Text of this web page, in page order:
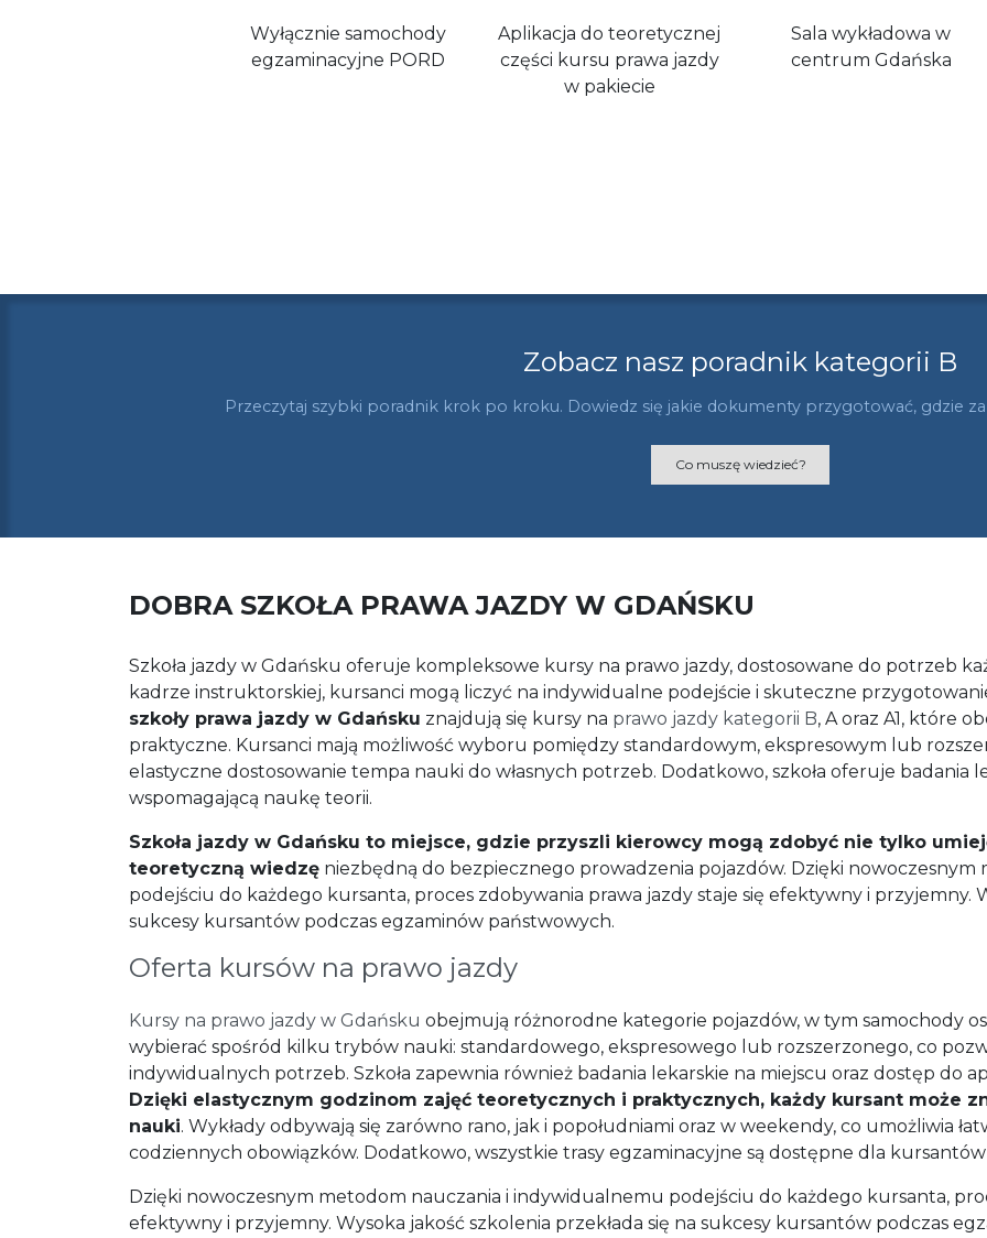
Wyłącznie samochody
egzaminacyjne PORD
Aplikacja do teoretycznej
części kursu prawa jazdy
w pakiecie
Sala wykładowa w
centrum Gdańska
Zobacz nasz poradnik kategorii B
Przeczytaj szybki poradnik krok po kroku. Dowiedz się jakie dokumenty przygotować, gdzie
Co muszę wiedzieć?
DOBRA SZKOŁA PRAWA JAZDY W GDAŃSKU
Szkoła jazdy w Gdańsku oferuje kompleksowe kursy na prawo jazdy, dostosowane do potrzeb
kadrze instruktorskiej, kursanci mogą liczyć na indywidualne podejście i skuteczne
szkoły prawa jazdy w Gdańsku znajdują się kursy na prawo jazdy kategorii B, A oraz A1, które
praktyczne. Kursanci mają możliwość wyboru pomiędzy standardowym, ekspresowym lub
elastyczne dostosowanie tempa nauki do własnych potrzeb. Dodatkowo, szkoła oferuje badania
wspomagającą naukę teorii.
Szkoła jazdy w Gdańsku to miejsce, gdzie przyszli kierowcy mogą zdobyć nie tylko
teoretyczną wiedzę niezbędną do bezpiecznego prowadzenia pojazdów. Dzięki
podejściu do każdego kursanta, proces zdobywania prawa jazdy staje się efektywny i przyjemny.
sukcesy kursantów podczas egzaminów państwowych.
Oferta kursów na prawo jazdy
Kursy na prawo jazdy w Gdańsku obejmują różnorodne kategorie pojazdów, w tym samochody
wybierać spośród kilku trybów nauki: standardowego, ekspresowego lub rozszerzonego, co
indywidualnych potrzeb. Szkoła zapewnia również badania lekarskie na miejscu oraz dostęp do
Dzięki elastycznym godzinom zajęć teoretycznych i praktycznych, każdy kursant może
nauki. Wykłady odbywają się zarówno rano, jak i popołudniami oraz w weekendy, co umożliwia
codziennych obowiązków. Dodatkowo, wszystkie trasy egzaminacyjne są dostępne dla
Dzięki nowoczesnym metodom nauczania i indywidualnemu podejściu do każdego kursanta,
efektywny i przyjemny. Wysoka jakość szkolenia przekłada się na sukcesy kursantów podczas